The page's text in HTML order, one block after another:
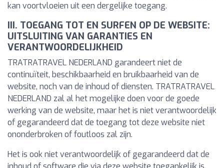
kan voortvloeien uit een dergelijke toegang.
III. TOEGANG TOT EN SURFEN OP DE WEBSITE:
UITSLUITING VAN GARANTIES EN
VERANTWOORDELIJKHEID
TRATRATRAVEL NEDERLAND garandeert niet de
continuïteit, beschikbaarheid en bruikbaarheid van de
website, noch van de inhoud of diensten. TRATRATRAVEL
NEDERLAND zal al het mogelijke doen voor de goede
werking van de website, maar het is niet verantwoordelijk
of gegarandeerd dat de toegang tot deze website niet
ononderbroken of foutloos zal zijn.
Het is ook niet verantwoordelijk of gegarandeerd dat de